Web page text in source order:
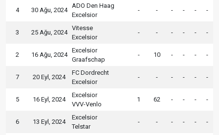
4 30 Ağu, 2024
ADO Den Haag
Excelsior
- - - - - -
3 25 Ağu, 2024
Vitesse
Excelsior
- - - - - -
2 16 Ağu, 2024
Excelsior
Graafschap
- 10 - - - -
7 20 Eyl, 2024
FC Dordrecht
Excelsior
- - - - - -
5 16 Eyl, 2024
Excelsior
VVV-Venlo
1 62 - - - -
6 13 Eyl, 2024
Excelsior
Telstar
- - - - - -